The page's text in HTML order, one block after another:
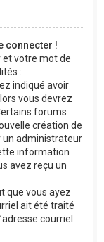
connecter !
et votre mot de
:
indiqué avoir
vous devrez
forums
création de
un administrateur
information
avez reçu un
que vous ayez
ait été traité
courriel